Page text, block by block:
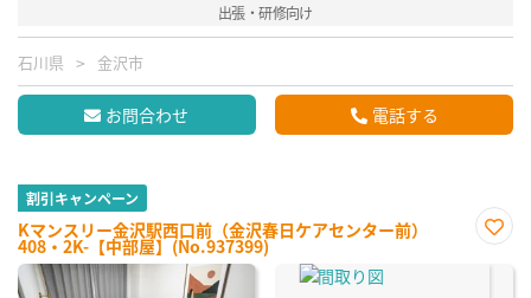
出張・研修向け
石川県 金沢市
お問合わせ 電話する
割引キャンペーン
Kマンスリー金沢駅西口前（金沢春日ケアセンター前）
408・2K-【中部屋】(No.937399)
に入